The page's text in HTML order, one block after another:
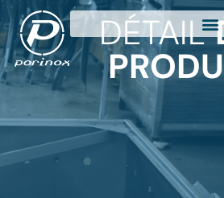
DÉTAIL